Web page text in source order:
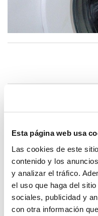
Esta página web usa
Las cookies de este
contenido y los
y analizar el tráfico.
el uso que haga del
sociales, publicidad y
con otra información